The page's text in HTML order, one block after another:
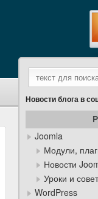
Новости блога в
Joomla
Модули,
Новости
Уроки и
WordPress